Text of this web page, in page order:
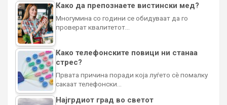
Како да препознаете вистински мед?
Многумина со години се обидуваат да го
проверат квалитетот…
Како телефонските повици ни станаа
стрес?
Првата причина поради која луѓето сè помалку
сакаат телефонски…
Најгрдиот град во светот